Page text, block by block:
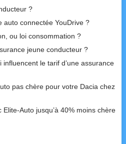
?
auto connectée YouDrive ?
ou loi consommation ?
jeune conducteur ?
le tarif d’une assurance
pas chère pour votre Dacia chez
Auto jusqu’à 40% moins chère